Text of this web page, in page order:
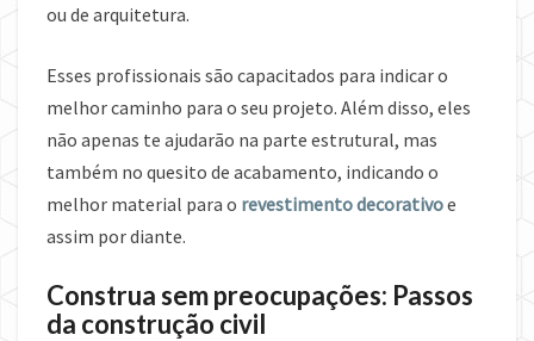
ou de arquitetura.
Esses profissionais são capacitados para indicar o
melhor caminho para o seu projeto. Além disso, eles
não apenas te ajudarão na parte estrutural, mas
também no quesito de acabamento, indicando o
melhor material para o revestimento decorativoe
assim por diante.
Construa sem preocupações: Passos
da construção civil